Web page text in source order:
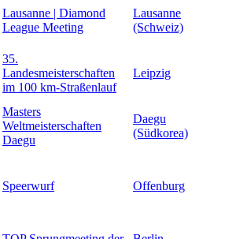
Lausanne | Diamond
League Meeting
Lausanne
(Schweiz)
35.
Landesmeisterschaften
im 100 km-Straßenlauf
Leipzig
Masters
Weltmeisterschaften
Daegu
Daegu
(Südkorea)
Speerwurf Offenburg